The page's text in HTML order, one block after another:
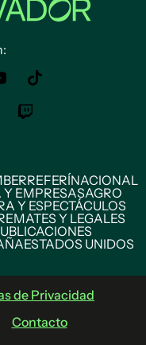
REFERÍNACIONAL
EMPRESASAGRO
Y ESPECTÁCULOS
Y LEGALES
ESTADOS UNIDOS
de Privacidad
Contacto